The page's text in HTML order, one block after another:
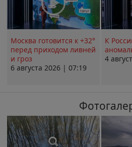
Москва готовится к +32°
перед приходом ливней
и гроз
6 августа 2026 | 07:19
К
4